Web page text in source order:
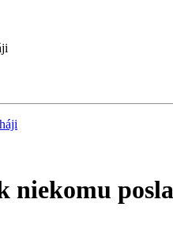
niekomu